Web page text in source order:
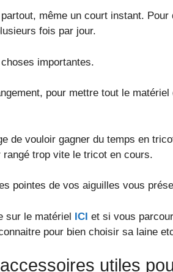
même un court instant.
fois par jour.
importantes.
pour mettre tout le
de vouloir gagner du temps en
trop vite le tricot en cours.
pointes de vos aiguilles vous
sur le matériel ICI et si vous
pour bien choisir sa laine
utiles